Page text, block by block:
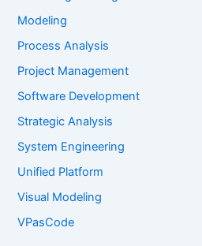
Modeling
Process Analysis
Project Management
Software Development
Strategic Analysis
System Engineering
Unified Platform
Visual Modeling
VPasCode